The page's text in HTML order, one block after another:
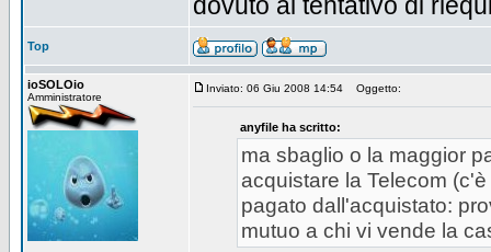
Top
ioSOLOio
Amministratore
Inviato: 06 Giu 2008 14:54 Oggetto:
anyfile ha scritto:
ma sbaglio o la maggior
acquistare la Telecom
pagato dall'acquistato:
mutuo a chi vi vende la